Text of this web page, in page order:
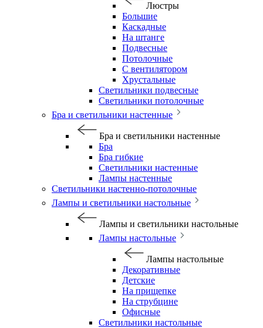
Люстры
Большие
Каскадные
На штанге
Подвесные
Потолочные
С вентилятором
Хрустальные
Светильники подвесные
Светильники потолочные
Бра и светильники настенные
Бра и светильники настенные
Бра
Бра гибкие
Светильники настенные
Лампы настенные
Светильники настенно-потолочные
Лампы и светильники настольные
Лампы и светильники настольные
Лампы настольные
Лампы настольные
Декоративные
Детские
На прищепке
На струбцине
Офисные
Светильники настольные